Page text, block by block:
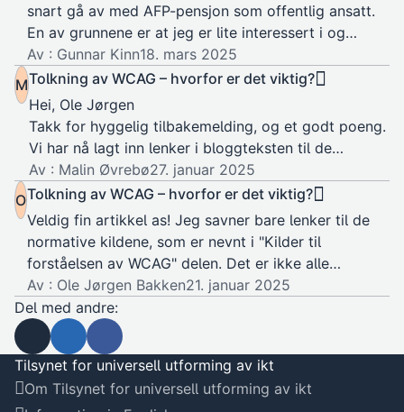
snart gå av med AFP-pensjon som offentlig ansatt.
En av grunnene er at jeg er lite interessert i og…
Av : Gunnar Kinn18. mars 2025
MTolkning av WCAG – hvorfor er det viktig?
Hei, Ole Jørgen
Takk for hyggelig tilbakemelding, og et godt poeng.
Vi har nå lagt inn lenker i bloggteksten til de
normative kildene som…
Av : Malin Øvrebø27. januar 2025
OTolkning av WCAG – hvorfor er det viktig?
Veldig fin artikkel as! Jeg savner bare lenker til de
normative kildene, som er nevnt i "Kilder til
forståelsen av WCAG" delen. Det er ikke alle…
Av : Ole Jørgen Bakken21. januar 2025
Del med andre:
Send som e-post
Del på Linkedin
Del på Facebook
Tilsynet for universell utforming av ikt
Om Tilsynet for universell utforming av ikt